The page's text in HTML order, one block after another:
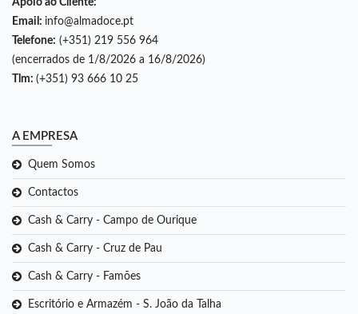
Email: info@almadoce.pt
Telefone: (+351) 219 556 964
(encerrados de 1/8/2026 a 16/8/2026)
Tlm: (+351) 93 666 10 25
A EMPRESA
Quem Somos
Contactos
Cash & Carry - Campo de Ourique
Cash & Carry - Cruz de Pau
Cash & Carry - Famões
Escritório e Armazém - S. João da Talha